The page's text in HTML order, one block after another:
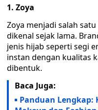
1. Zoya
Zoya menjadi salah
dikenal sejak lama.
jenis hijab seperti segi
instan dengan kualitas
dibentuk.
Baca Juga:
Panduan